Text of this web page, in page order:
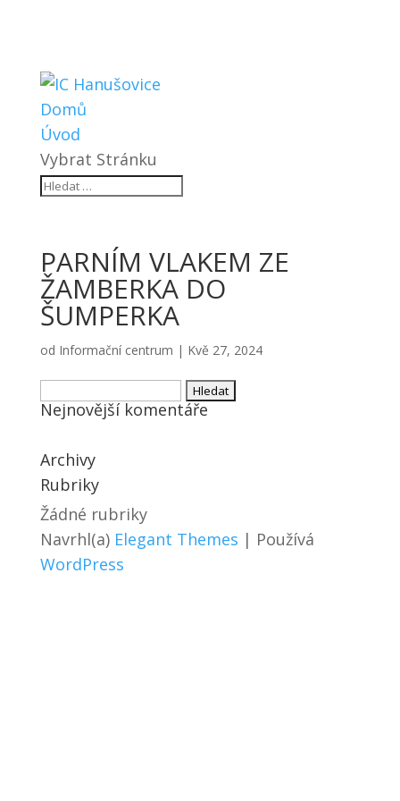
Domů
Úvod
Vybrat Stránku
PARNÍM VLAKEM ZE
ŽAMBERKA DO
ŠUMPERKA
od Informační centrum | Kvě 27, 2024
Vyhledávání
Nejnovější komentáře
Archivy
Rubriky
Žádné rubriky
Navrhl(a) Elegant Themes | Používá
WordPress